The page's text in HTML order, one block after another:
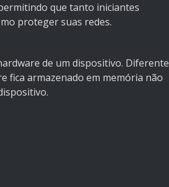
que tanto iniciantes
proteger suas redes.
de um dispositivo. Diferente
fica armazenado em memória não